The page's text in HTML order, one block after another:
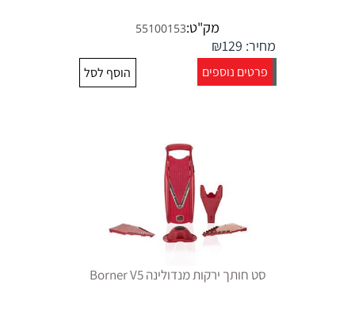
מק"ט:55100153
מחיר: ₪129
פרטים נוספים הוסף לסל
סט חותך ירקות מנדולינה Borner V5